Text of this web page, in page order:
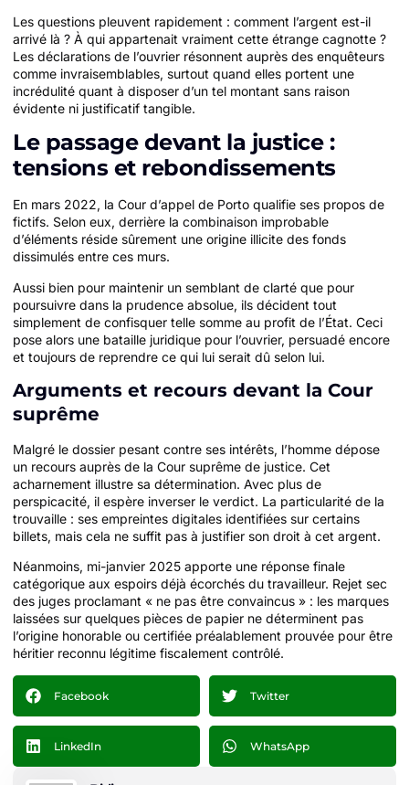
Les questions pleuvent rapidement : comment l’argent est-il
arrivé là ? À qui appartenait vraiment cette étrange cagnotte ?
Les déclarations de l’ouvrier résonnent auprès des enquêteurs
comme invraisemblables, surtout quand elles portent une
incrédulité quant à disposer d’un tel montant sans raison
évidente ni justificatif tangible.
Le passage devant la justice :
tensions et rebondissements
En mars 2022, la Cour d’appel de Porto qualifie ses propos de
fictifs. Selon eux, derrière la combinaison improbable
d’éléments réside sûrement une origine illicite des fonds
dissimulés entre ces murs.
Aussi bien pour maintenir un semblant de clarté que pour
poursuivre dans la prudence absolue, ils décident tout
simplement de confisquer telle somme au profit de l’État. Ceci
pose alors une bataille juridique pour l’ouvrier, persuadé encore
et toujours de reprendre ce qui lui serait dû selon lui.
Arguments et recours devant la Cour
suprême
Malgré le dossier pesant contre ses intérêts, l’homme dépose
un recours auprès de la Cour suprême de justice. Cet
acharnement illustre sa détermination. Avec plus de
perspicacité, il espère inverser le verdict. La particularité de la
trouvaille : ses empreintes digitales identifiées sur certains
billets, mais cela ne suffit pas à justifier son droit à cet argent.
Néanmoins, mi-janvier 2025 apporte une réponse finale
catégorique aux espoirs déjà écorchés du travailleur. Rejet sec
des juges proclamant « ne pas être convaincus » : les marques
laissées sur quelques pièces de papier ne déterminent pas
l’origine honorable ou certifiée préalablement prouvée pour être
héritier reconnu légitime fiscalement contrôlé.
Facebook Twitter
LinkedIn WhatsApp